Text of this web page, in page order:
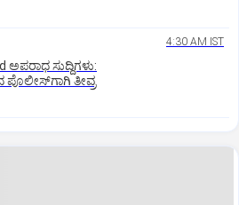
4:30 AM IST
ಅಪರಾಧ ಸುದ್ದಿಗಳು:
ಪೊಲೀಸ್‌ಗಾಗಿ ತೀವ್ರ